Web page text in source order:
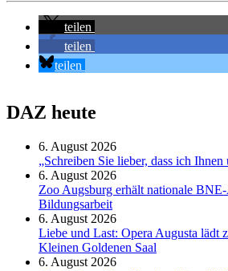
teilen
teilen
teilen
DAZ heute
6. August 2026
„Schreiben Sie lieber, dass ich
6. August 2026
Zoo Augsburg erhält nationale
Bildungsarbeit
6. August 2026
Liebe und Last: Opera Augusta lädt
Kleinen Goldenen Saal
6. August 2026